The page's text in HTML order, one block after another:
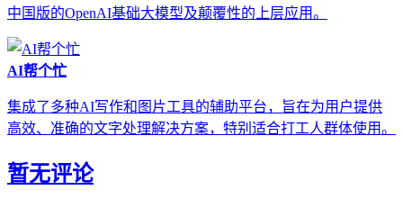
中国版的OpenAI基础大模型及颠覆性的上层应用。
AI帮个忙
集成了多种AI写作和图片工具的辅助平台，旨在为用户提供
高效、准确的文字处理解决方案，特别适合打工人群体使用。
暂无评论